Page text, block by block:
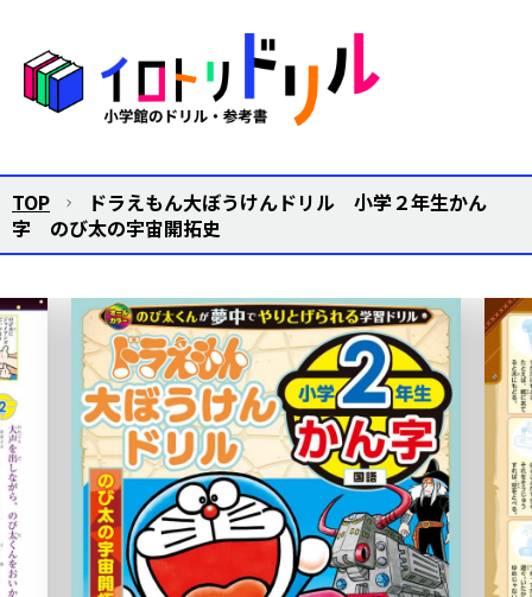
TOP
ドラえもん大ぼうけんドリル 小学２年生かん
字 のび太の宇宙開拓史